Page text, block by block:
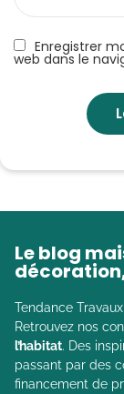
Enregistrer
web dans le
Le blog
Tendance Travaux,
Retrouvez nos
l’habitat. Des
passant par des
financement de